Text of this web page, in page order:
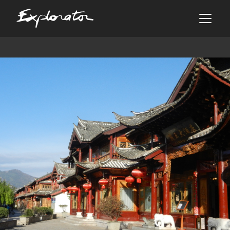
ARABIE SAOUDITE
ARMÉNIE
AZERBAÏDJAN
BANGLADESH
BÉNIN